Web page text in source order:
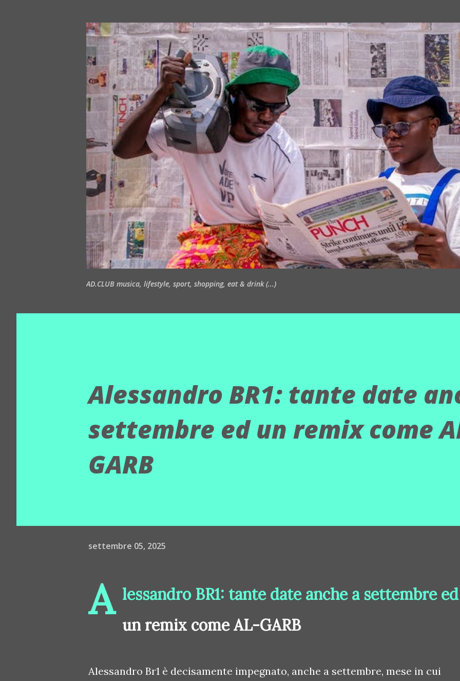
AD.CLUB musica, lifestyle, sport, shopping, eat & drink (...)
Alessandro BR1: tante date
settembre ed un remix come
GARB
settembre 05, 2025
A lessandro BR1: tante date anche a settembre ed
un remix come AL-GARB
Alessandro Br1 è decisamente impegnato, anche a settembre, mese in cui